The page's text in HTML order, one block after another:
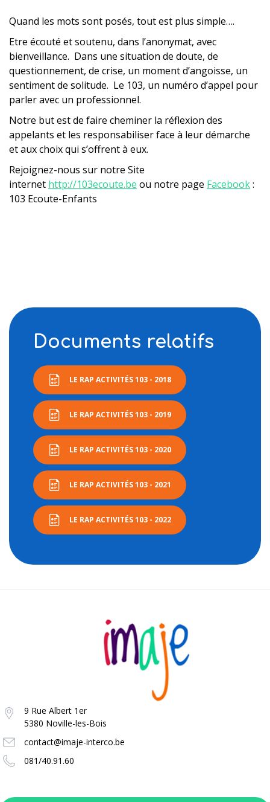
Quand les mots sont posés, tout est plus simple….
Etre écouté et soutenu, dans l’anonymat, avec
bienveillance. Dans une situation de doute, de
questionnement, de crise, un moment d’angoisse, un
sentiment de solitude. Le 103, un numéro d’appel pour
parler avec un professionnel.
Notre but est de faire cheminer la réflexion des
appelants et les responsabiliser face à leur démarche
et aux choix qui s’offrent à eux.
Rejoignez-nous sur notre Site
internet http://103ecoute.be ou notre page Facebook:
103 Ecoute-Enfants
Documents relatifs
LE RAP ACTIVITÉS 103 - 2018
LE RAP ACTIVITÉS 103 - 2019
LE RAP ACTIVITÉS 103 - 2020
LE RAP ACTIVITÉS 103 - 2021
LE RAP ACTIVITÉS 103 - 2022
9 Rue Albert 1er
5380 Noville-les-Bois
contact@imaje-interco.be
081/40.91.60